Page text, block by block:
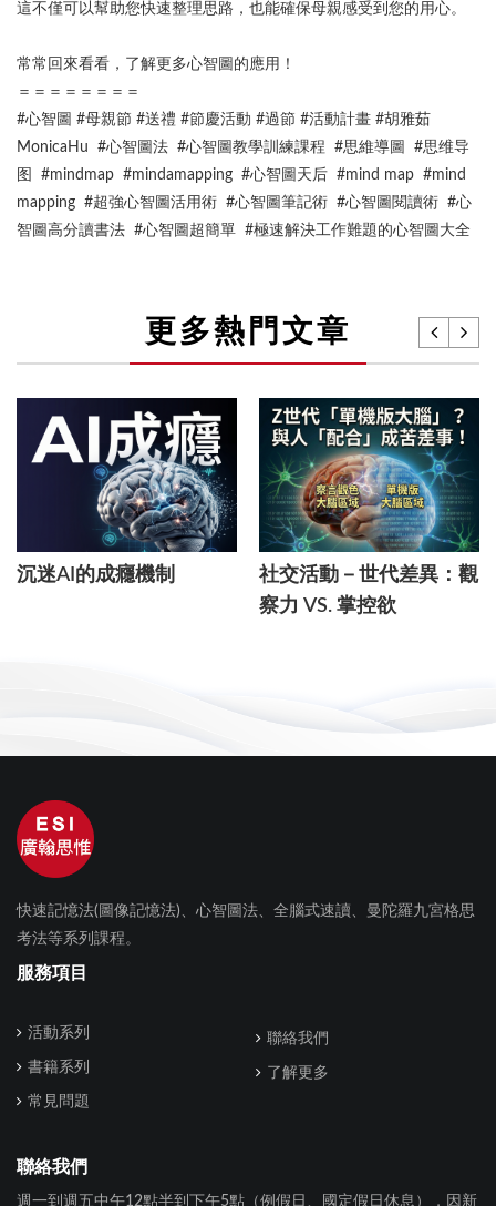
這不僅可以幫助您快速整理思路，也能確保母親感受到您的用心。
常常回來看看，了解更多心智圖的應用！
＝＝＝＝＝＝＝＝
#心智圖 #母親節 #送禮 #節慶活動 #過節 #活動計畫 #胡雅茹
MonicaHu #心智圖法 #心智圖教學訓練課程 #思維導圖 #思维导
图 #mindmap #mindamapping #心智圖天后 #mind map #mind
mapping #超強心智圖活用術 #心智圖筆記術 #心智圖閱讀術 #心
智圖高分讀書法 #心智圖超簡單 #極速解決工作難題的心智圖大全
更多熱門文章
沉迷AI的成癮機制
社交活動－世代差異：觀
察力 VS. 掌控欲
快速記憶法(圖像記憶法)、心智圖法、全腦式速讀、曼陀羅九宮格思
考法等系列課程。
服務項目
活動系列
書籍系列
常見問題
聯絡我們
了解更多
聯絡我們
週一到週五中午12點半到下午5點（例假日、國定假日休息），因新